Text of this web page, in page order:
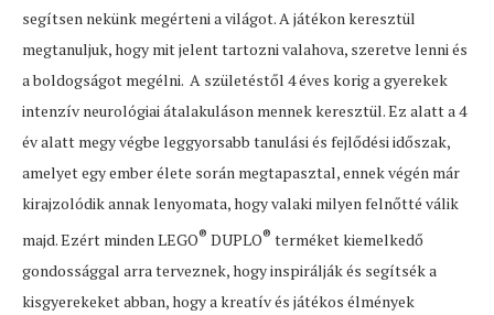
segítsen nekünk megérteni a világot. A játékon keresztül
megtanuljuk, hogy mit jelent tartozni valahova, szeretve lenni és
a boldogságot megélni. A születéstől 4 éves korig a gyerekek
intenzív neurológiai átalakuláson mennek keresztül. Ez alatt a 4
év alatt megy végbe leggyorsabb tanulási és fejlődési időszak,
amelyet egy ember élete során megtapasztal, ennek végén már
kirajzolódik annak lenyomata, hogy valaki milyen felnőtté válik
majd. Ezért minden LEGO® DUPLO® terméket kiemelkedő
gondossággal arra terveznek, hogy inspirálják és segítsék a
kisgyerekeket abban, hogy a kreatív és játékos élmények